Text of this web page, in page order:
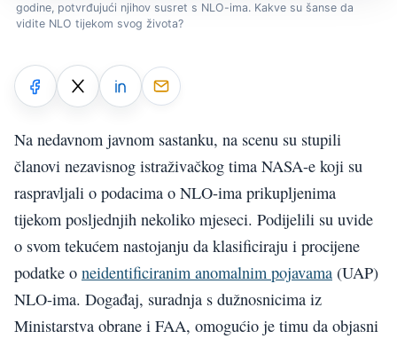
godine, potvrđujući njihov susret s NLO-ima. Kakve su šanse da
vidite NLO tijekom svog života?
Na nedavnom javnom sastanku, na scenu su stupili
članovi nezavisnog istraživačkog tima NASA-e koji su
raspravljali o podacima o NLO-ima prikupljenima
tijekom posljednjih nekoliko mjeseci. Podijelili su uvide
o svom tekućem nastojanju da klasificiraju i procijene
podatke o neidentificiranim anomalnim pojavama (UAP)
NLO-ima. Događaj, suradnja s dužnosnicima iz
Ministarstva obrane i FAA, omogućio je timu da objasni